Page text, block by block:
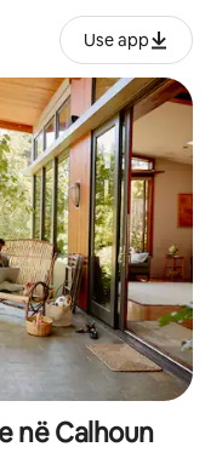
Use app
në Calhoun